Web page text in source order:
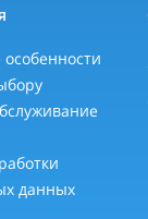
данных